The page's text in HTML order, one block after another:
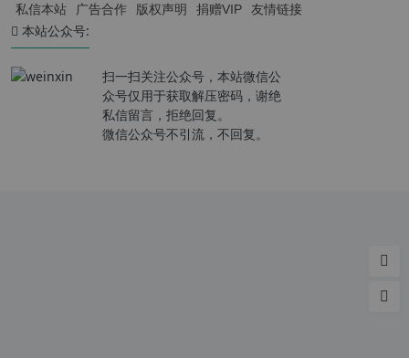
私信本站 广告合作 版权声明 捐赠VIP 友情链接
本站公众号:
扫一扫关注公众号，本站微信公
众号仅用于获取解压密码，谢绝
私信留言，拒绝回复。
微信公众号不引流，不回复。